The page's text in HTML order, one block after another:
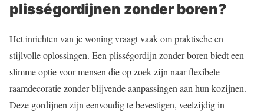
plisségordijnen zonder boren?
Het inrichten van je woning vraagt vaak om praktische en
stijlvolle oplossingen. Een plisségordijn zonder boren biedt een
slimme optie voor mensen die op zoek zijn naar flexibele
raamdecoratie zonder blijvende aanpassingen aan hun kozijnen.
Deze gordijnen zijn eenvoudig te bevestigen, veelzijdig in